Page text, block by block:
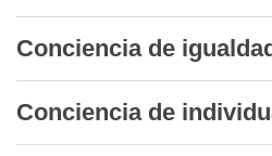
Conciencia de
Conciencia de